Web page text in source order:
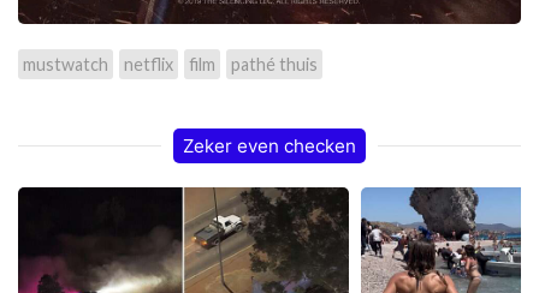
mustwatch netflix film pathé thuis
Zeker even checken